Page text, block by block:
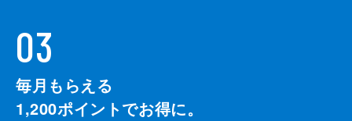
03
毎月もらえる
1,200ポイントでお得に。